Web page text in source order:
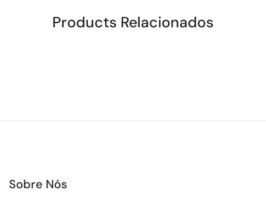
Products Relacionados
Sobre Nós